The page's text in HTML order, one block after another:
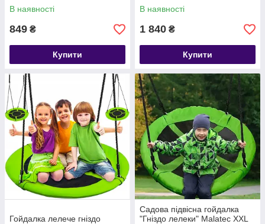
В наявності
849 ₴
Купити
В наявності
1 840 ₴
Купити
Гойдалка лелече гніздо
Садова підвісна гойдалка
"Гніздо лелеки" Malatec XXL